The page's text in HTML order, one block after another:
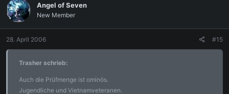
Angel of Seven
New Member
28. April 2006 #15
Trasher schrieb:
Auch die Prüfmenge ist ominös.
Jugendliche und Vietnamveteranen.